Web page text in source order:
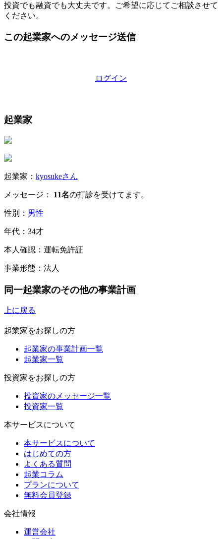
投資でも融資でも大丈夫です。ご希望に応じてご相談させて
ください。
この起業家へのメッセージ送信
ログイン
起業家
起業家： kyosukeさん
メッセージ： 11名の打診を受けてます。
性別： 男性
年代：34才
本人確認：運転免許証
事業形態：法人
同一起業家のその他の事業計画
上に戻る
起業家をお探しの方
起業家の事業計画一覧
起業家一覧
投資家をお探しの方
投資家のメッセージ一覧
投資家一覧
本サービスについて
本サービスについて
はじめての方
よくある質問
起業コラム
プランについて
無料会員登録
会社情報
運営会社